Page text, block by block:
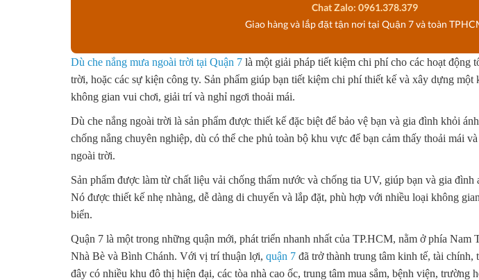
Chat Zalo: 0961.378.379
Giao hàng và lắp đặt tận nơi tại Quận 7 và toàn
Dù che nắng mưa ngoài trời tại Quận 7 là một giải pháp tiết kiệm chi phí cho các hoạt động
trời, hoặc các sự kiện công ty. Sản phẩm giúp bạn tiết kiệm chi phí thiết kế và xây dựng một
không gian vui chơi, giải trí và nghỉ ngơi thoải mái.
Dù che nắng ngoài trời là sản phẩm được thiết kế đặc biệt để bảo vệ bạn và gia đình khỏi
chống nắng chuyên nghiệp, dù có thể che phủ toàn bộ khu vực để bạn cảm thấy thoải mái
ngoài trời.
Sản phẩm được làm từ chất liệu vải chống thấm nước và chống tia UV, giúp bạn và gia đình
Nó được thiết kế nhẹ nhàng, dễ dàng di chuyển và lắp đặt, phù hợp với nhiều loại không
biển.
Quận 7 là một trong những quận mới, phát triển nhanh nhất của TP.HCM, nằm ở phía Nam
Nhà Bè và Bình Chánh. Với vị trí thuận lợi, quận 7 đã trở thành trung tâm kinh tế, tài
đây có nhiều khu đô thị hiện đại, các tòa nhà cao ốc, trung tâm mua sắm, bệnh viện, trường